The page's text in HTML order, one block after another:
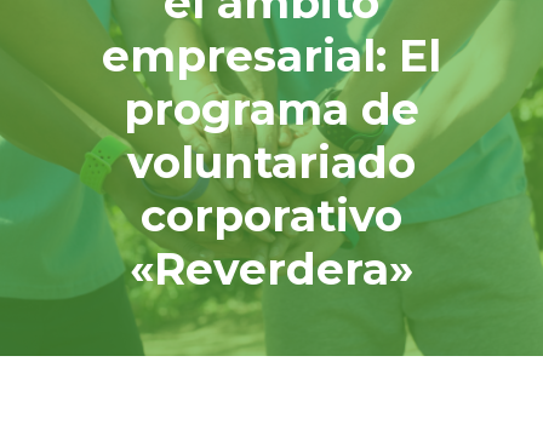
empresarial: El
programa de
voluntariado
corporativo
«Reverdera»